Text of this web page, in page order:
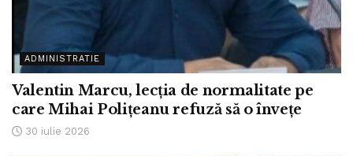
ADMINISTRATIE
Valentin Marcu, lecția de normalitate pe
care Mihai Polițeanu refuză să o învețe
30 iulie 2026